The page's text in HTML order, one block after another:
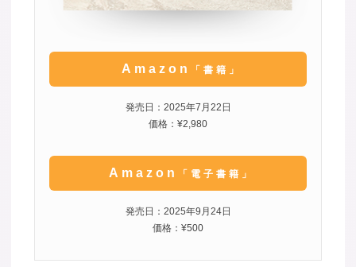
Amazon 「書籍」
発売日：2025年7月22日
価格：¥2,980
Amazon 「電子書籍」
発売日：2025年9月24日
価格：¥500